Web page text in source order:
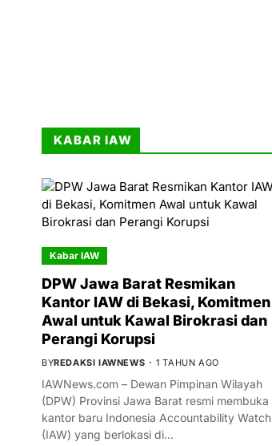
KABAR IAW
Kabar IAW
DPW Jawa Barat Resmikan
Kantor IAW di Bekasi, Komitmen
Awal untuk Kawal Birokrasi dan
Perangi Korupsi
BYREDAKSI IAWNEWS 1 TAHUN AGO
IAWNews.com – Dewan Pimpinan Wilayah
(DPW) Provinsi Jawa Barat resmi membuka
kantor baru Indonesia Accountability Watch
(IAW) yang berlokasi di…